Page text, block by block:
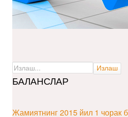
БАЛАНСЛАР
Жамиятнинг 2015 йил 1 чорак